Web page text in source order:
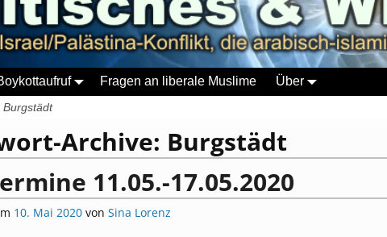
Fragen an liberale Muslime Über
Burgstädt
Archive: Burgstädt
11.05.-17.05.2020
10. Mai 2020 von Sina Lorenz